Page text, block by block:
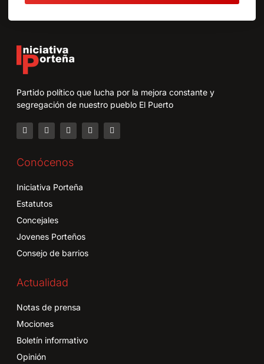
Partido político que lucha por la mejora constante y
segregación de nuestro pueblo El Puerto
Conócenos
Iniciativa Porteña
Estatutos
Concejales
Jovenes Porteños
Consejo de barrios
Actualidad
Notas de prensa
Mociones
Boletín informativo
Opinión